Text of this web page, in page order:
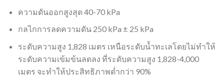
ความดันออกสูงสุด 40-70 kPa
กลไกการลดความดัน 250 kPa ± 25 kPa
ระดับความสูง 1,828 เมตร เหนือระดับนํ้าทะเลโดยไม่ทำให้
ระดับความเข้มข้นลดลง ที่ระดับความสูง 1,828-4,000
เมตร จะทำให้ประสิทธิภาพตํ่ากว่า 90%